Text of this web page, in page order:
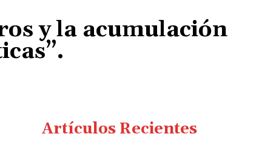
y la acumulación
Artículos Recientes